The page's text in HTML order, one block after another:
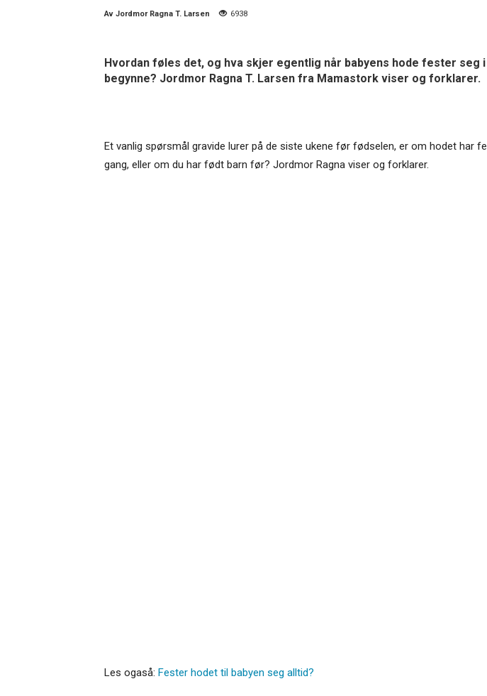
Av Jordmor Ragna T. Larsen 6938
Hvordan føles det, og hva skjer egentlig når babyens hode fester
begynne? Jordmor Ragna T. Larsen fra Mamastork viser og forklarer.
Et vanlig spørsmål gravide lurer på de siste ukene før fødselen, er om hodet
gang, eller om du har født barn før? Jordmor Ragna viser og forklarer.
Les ogaså: Fester hodet til babyen seg alltid?